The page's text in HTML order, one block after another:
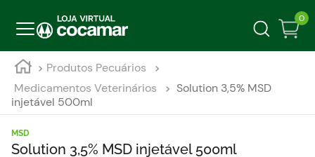
0
Produtos Pecuários
Medicamentos Veterinários
Solution 3,5% MSD
injetável 500ml
MSD
Solution 3,5% MSD injetável 500ml